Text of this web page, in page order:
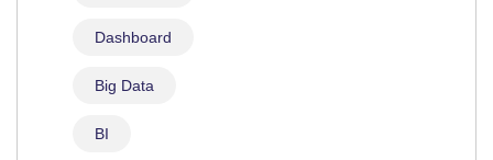
Dashboard
Big Data
BI